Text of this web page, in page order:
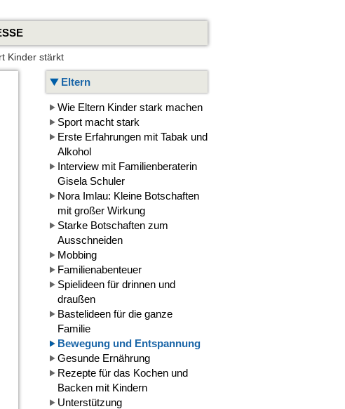
Kinder stärkt
Eltern
Wie Eltern Kinder stark machen
Sport macht stark
Erste Erfahrungen mit Tabak und
Alkohol
Interview mit Familienberaterin
Gisela Schuler
Nora Imlau: Kleine Botschaften
mit großer Wirkung
Starke Botschaften zum
Ausschneiden
Mobbing
Familienabenteuer
Spielideen für drinnen und
draußen
Bastelideen für die ganze
Familie
Bewegung und Entspannung
Gesunde Ernährung
Rezepte für das Kochen und
Backen mit Kindern
Unterstützung